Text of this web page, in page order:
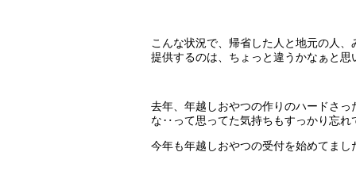
こんな状況で、帰省した人と地元の人
提供するのは、ちょっと違うかなぁと思
去年、年越しおやつの作りのハードさ
な‥って思ってた気持ちもすっかり忘れ
今年も年越しおやつの受付を始めてまし